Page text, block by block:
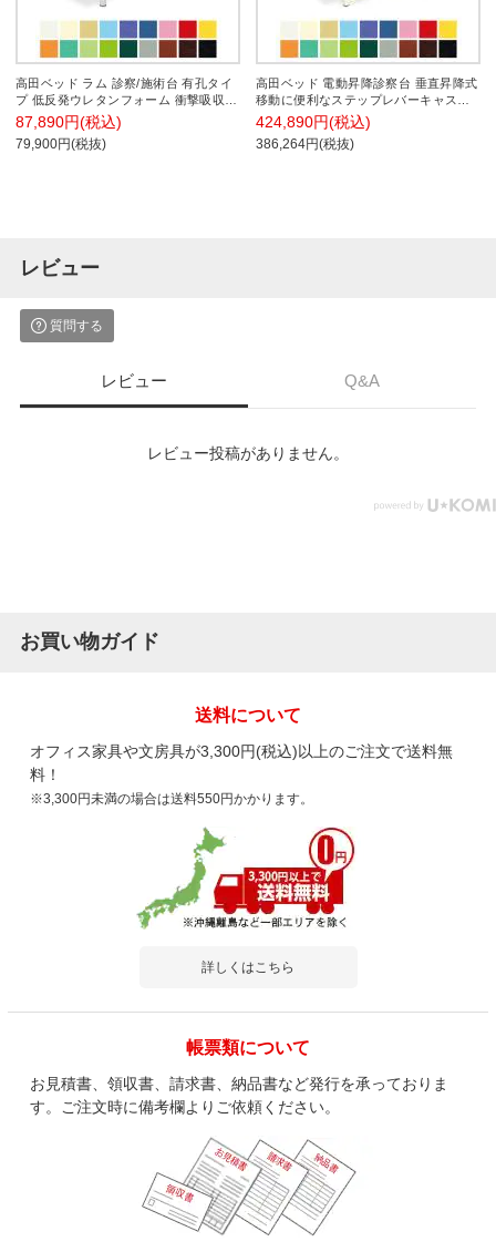
高田ベッド ラム 診察/施術台 有孔タイ
プ 低反発ウレタンフォーム 衝撃吸収
TB-329U サイズ/カラー(18色)選択可能
87,890円(税込)
79,900円(税抜)
高田ベッド 電動昇降診察台 垂直昇降式
移動に便利なステップレバーキャスタ
ー 下降時オートリターン機能 フットス
イッチ仕様 TB-730U サイズ/カラー選
択可 有孔
424,890円(税込)
386,264円(税抜)
レビュー
質問する
レビュー Q&A
レビュー投稿がありません。
お買い物ガイド
送料について
オフィス家具や文房具が3,300円(税込)以上のご注文で送料無
料！
※3,300円未満の場合は送料550円かかります。
詳しくはこちら
帳票類について
お見積書、領収書、請求書、納品書など発行を承っておりま
す。ご注文時に備考欄よりご依頼ください。